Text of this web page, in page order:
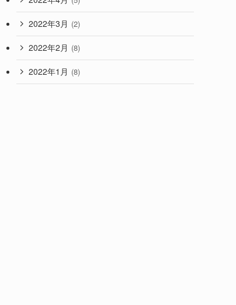
2022年3月 (2)
2022年2月 (8)
2022年1月 (8)